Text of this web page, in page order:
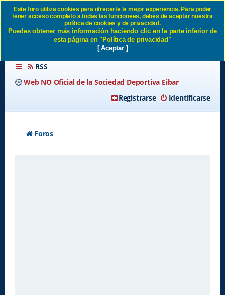
Identificarse SD Eibar
RSS
Web NO Oficial de la Sociedad Deportiva Eibar
Identificarse
Registrarse
Foros
Este foro utiliza cookies para ofrecerte la mejor experiencia. Para poder
tener acceso completo a todas las funcionees, debes de aceptar nuestra
política de cookies y de privacidad.
Puedes obtener más información haciendo clic en la parte inferior de
esta página en "Política de privacidad"
[ Aceptar ]